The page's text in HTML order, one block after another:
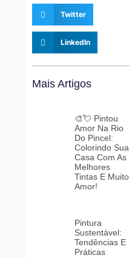
Twitter
LinkedIn
Mais Artigos
🎨💘 Pintou
Amor Na Rio
Do Pincel:
Colorindo Sua
Casa Com As
Melhores
Tintas E Muito
Amor!
Pintura
Sustentável:
Tendências E
Práticas